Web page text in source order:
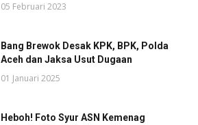
05 Februari 2023
Bang Brewok Desak KPK, BPK, Polda
Aceh dan Jaksa Usut Dugaan
01 Januari 2025
Heboh! Foto Syur ASN Kemenag